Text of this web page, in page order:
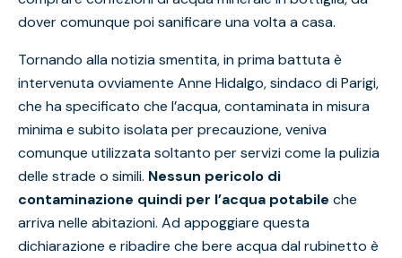
dover comunque poi sanificare una volta a casa.
Tornando alla notizia smentita, in prima battuta è
intervenuta ovviamente Anne Hidalgo, sindaco di Parigi,
che ha specificato che l’acqua, contaminata in misura
minima e subito isolata per precauzione, veniva
comunque utilizzata soltanto per servizi come la pulizia
delle strade o simili. Nessun pericolo di
contaminazione quindi per l’acqua potabile che
arriva nelle abitazioni. Ad appoggiare questa
dichiarazione e ribadire che bere acqua dal rubinetto è